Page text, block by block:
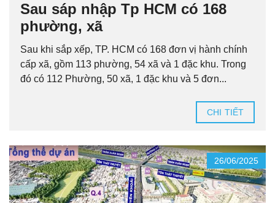
Sau sáp nhập Tp HCM có 168
phường, xã
Sau khi sắp xếp, TP. HCM có 168 đơn vị hành chính
cấp xã, gồm 113 phường, 54 xã và 1 đặc khu. Trong
đó có 112 Phường, 50 xã, 1 đặc khu và 5 đơn...
CHI TIẾT
26/06/2025